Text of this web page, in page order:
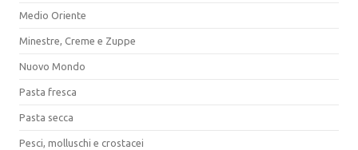
Medio Oriente
Minestre, Creme e Zuppe
Nuovo Mondo
Pasta fresca
Pasta secca
Pesci, molluschi e crostacei